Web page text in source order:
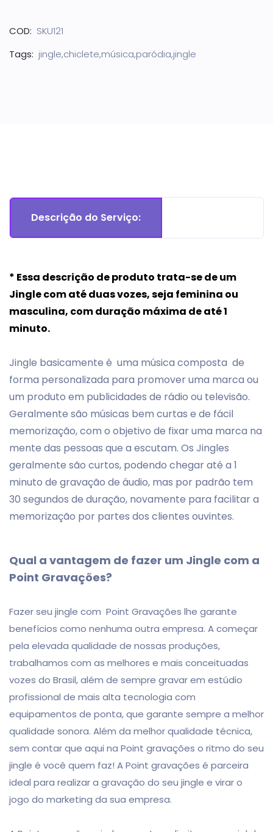
COD: SKU121
Tags: jingle,chiclete,música,paródia,jingle
Descrição do Serviço:
* Essa descrição de produto trata-se de um
Jingle com até duas vozes, seja feminina ou
masculina, com duração máxima de até 1
minuto.
Jingle basicamente é uma música composta de
forma personalizada para promover uma marca ou
um produto em publicidades de rádio ou televisão.
Geralmente são músicas bem curtas e de fácil
memorização, com o objetivo de fixar uma marca na
mente das pessoas que a escutam. Os Jingles
geralmente são curtos, podendo chegar até a 1
minuto de gravação de áudio, mas por padrão tem
30 segundos de duração, novamente para facilitar a
memorização por partes dos clientes ouvintes.
Qual a vantagem de fazer um Jingle com a
Point Gravações?
Fazer seu jingle com Point Gravações lhe garante
benefícios como nenhuma outra empresa. A começar
pela elevada qualidade de nossas produções,
trabalhamos com as melhores e mais conceituadas
vozes do Brasil, além de sempre gravar em estúdio
profissional de mais alta tecnologia com
equipamentos de ponta, que garante sempre a melhor
qualidade sonora. Além da melhor qualidade técnica,
sem contar que aqui na Point gravações o ritmo do seu
jingle é você quem faz! A Point gravações é parceira
ideal para realizar a gravação do seu jingle e virar o
jogo do marketing da sua empresa.